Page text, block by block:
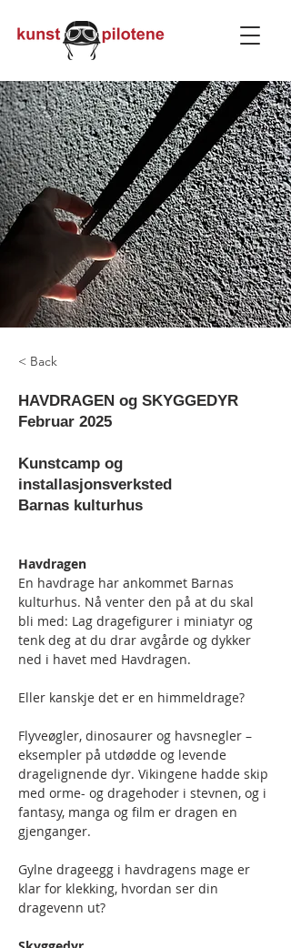
< Back
HAVDRAGEN og SKYGGEDYR
Februar 2025
Kunstcamp og
installasjonsverksted
Barnas kulturhus
Havdragen
En havdrage har ankommet Barnas
kulturhus. Nå venter den på at du skal
bli med: Lag dragefigurer i miniatyr og
tenk deg at du drar avgårde og dykker
ned i havet med Havdragen.
Eller kanskje det er en himmeldrage?
Flyveøgler, dinosaurer og havsnegler –
eksempler på utdødde og levende
dragelignende dyr. Vikingene hadde skip
med orme- og dragehoder i stevnen, og i
fantasy, manga og film er dragen en
gjenganger.
Gylne drageegg i havdragens mage er
klar for klekking, hvordan ser din
dragevenn ut?